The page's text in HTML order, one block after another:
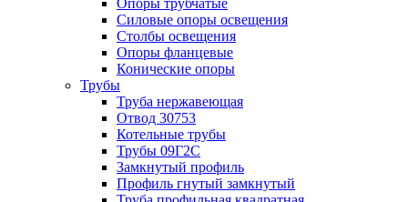
Опоры трубчатые
Силовые опоры освещения
Столбы освещения
Опоры фланцевые
Конические опоры
Трубы
Труба нержавеющая
Отвод 30753
Котельные трубы
Трубы 09Г2С
Замкнутый профиль
Профиль гнутый замкнутый